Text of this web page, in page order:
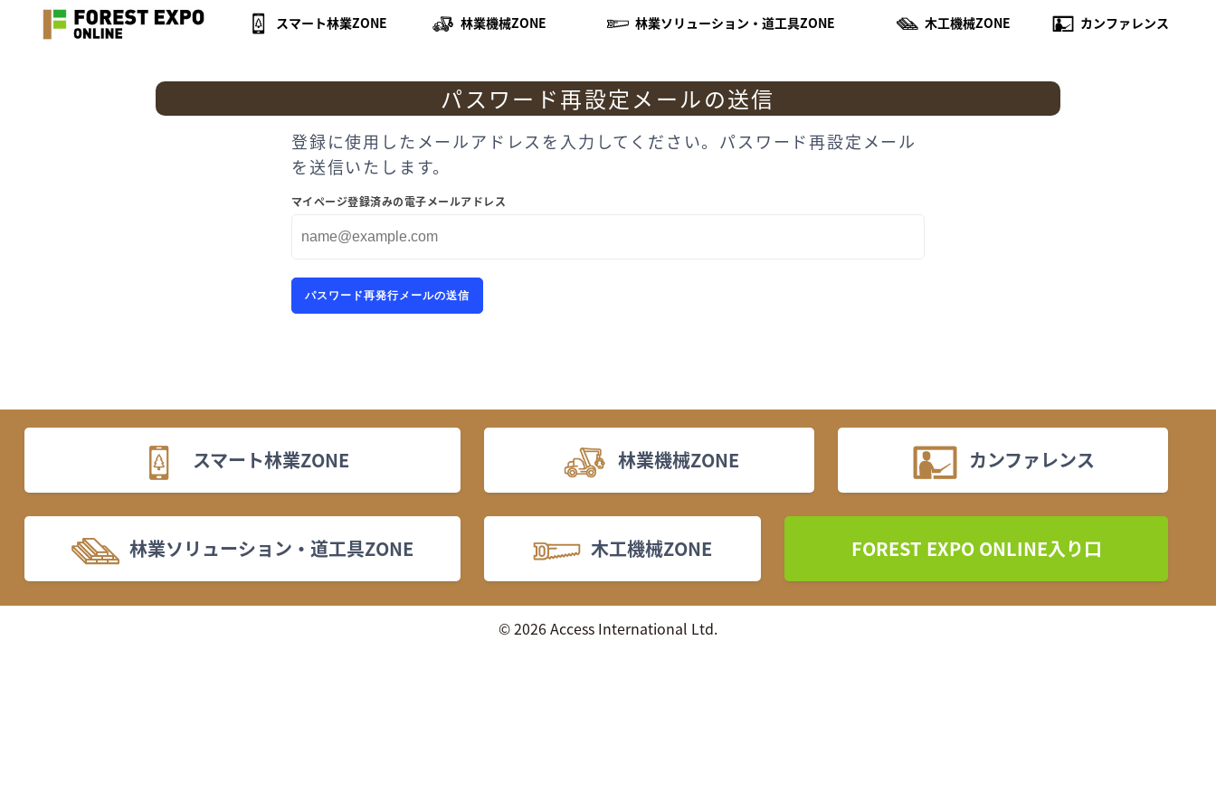
スマート林業ZONE 林業機械ZONE 林業ソリューション・道工具ZONE 木工機械ZONE カンファレンス
パスワード再設定メールの送信
登録に使用したメールアドレスを入力してください。パスワード再設定メール
を送信いたします。
マイページ登録済みの電子メールアドレス
パスワード再発行メールの送信
スマート林業ZONE 林業機械ZONE カンファレンス
林業ソリューション・道工具ZONE 木工機械ZONE FOREST EXPO ONLINE入り口
© 2026 Access International Ltd.